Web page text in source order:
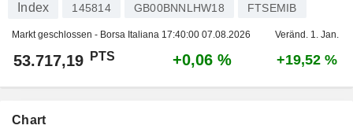
Index 145814 GB00BNNLHW18 FTSEMIB
Markt geschlossen - Borsa Italiana 17:40:00 07.08.2026 Veränd. 1. Jan.
53.717,19 PTS +0,06 % +19,52 %
Chart